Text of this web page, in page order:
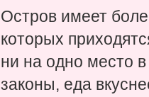
Остров имеет
которых
ни на одно место
законы, еда